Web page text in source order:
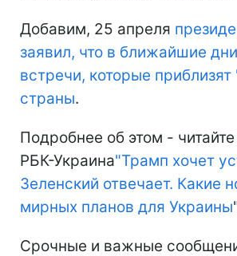
Добавим, 25 апреля
заявил, что в ближайшие
встречи, которые
страны.
Подробнее об этом -
РБК-Украина"Трамп хочет
Зеленский отвечает. Какие
мирных планов для Украины
Срочные и важные